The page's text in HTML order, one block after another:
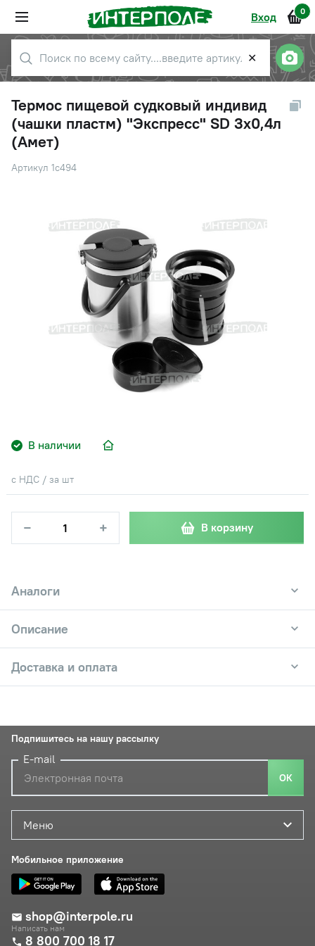
Вход 0
✕
Термос пищевой судковый индивид
(чашки пластм) "Экспресс" SD 3х0,4л
(Амет)
Артикул 1c494
В наличии
с НДС / за шт
− + В корзину
Аналоги
Описание
Доставка и оплата
Меню
Мобильное приложение
shop@interpole.ru
Написать нам
8 800 700 18 17
Подпишитесь на нашу рассылку
E-mail
ОК